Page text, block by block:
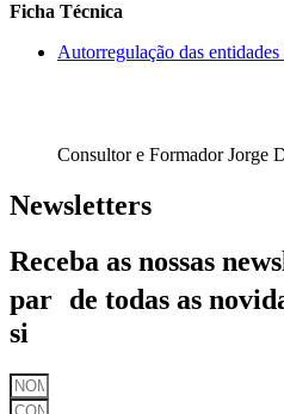
Ficha Técnica
Autorregulação das
Consultor e Formador Jorge
Newsletters
Receba as nossas
par de todas as
si